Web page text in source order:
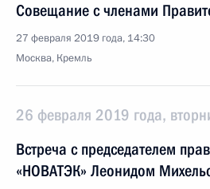
Совещание с членами
27 февраля 2019 года, 14:30
Москва, Кремль
26 февраля 2019 года,
Встреча с председателем
«НОВАТЭК» Леонидом